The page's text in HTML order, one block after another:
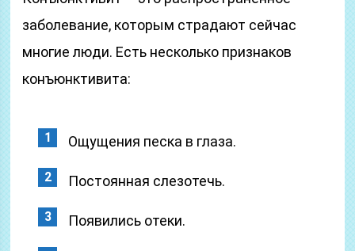
заболевание, которым страдают сейчас
многие люди. Есть несколько признаков
конъюнктивита:
Ощущения песка в глаза.
Постоянная слезотечь.
Появились отеки.